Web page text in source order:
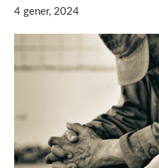
4 gener, 2024